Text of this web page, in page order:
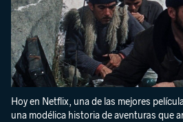
Hoy en Netflix, una de las mejores
una modélica historia de aventuras que